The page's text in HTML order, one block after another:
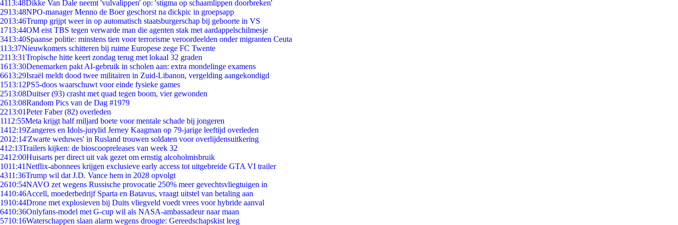
4113:48Dikke Van Dale neemt 'vulvalippen' op: 'stigma op schaamlippen doorbreken'
2913:48NPO-manager Menno de Boer geschorst na dickpic in groepsapp
2013:46Trump grijpt weer in op automatisch staatsburgerschap bij geboorte in VS
1713:44OM eist TBS tegen verwarde man die agenten stak met aardappelschilmesje
3413:40Spaanse politie: minstens tien voor terrorisme veroordeelden onder migranten Ceuta
113:37Nieuwkomers schitteren bij ruime Europese zege FC Twente
2113:31Tropische hitte keert zondag terug met lokaal 32 graden
1613:30Denemarken pakt AI-gebruik in scholen aan: extra mondelinge examens
6613:29Israël meldt dood twee militairen in Zuid-Libanon, vergelding aangekondigd
1513:12PS5-doos waarschuwt voor einde fysieke games
2513:08Duitser (93) crasht met quad tegen boom, vier gewonden
2613:08Random Pics van de Dag #1979
2213:01Peter Faber (82) overleden
1112:55Meta krijgt half miljard boete voor mentale schade bij jongeren
1412:19Zangeres en Idols-jurylid Jerney Kaagman op 79-jarige leeftijd overleden
2012:14'Zwarte weduwes' in Rusland trouwen soldaten voor overlijdensuitkering
412:13Trailers kijken: de bioscoopreleases van week 32
2412:00Huisarts per direct uit vak gezet om ernstig alcoholmisbruik
1011:41Netflix-abonnees krijgen exclusieve early access tot uitgebreide GTA VI trailer
4311:36Trump wil dat J.D. Vance hem in 2028 opvolgt
2610:54NAVO zet wegens Russische provocatie 250% meer gevechtsvliegtuigen in
1410:46Accell, moederbedrijf Sparta en Batavus, vraagt uitstel van betaling aan
1910:44Drone met explosieven bij Duits vliegveld voedt vrees voor hybride aanval
6410:36Onlyfans-model met G-cup wil als NASA-ambassadeur naar maan
5710:16Waterschappen slaan alarm wegens droogte: Gereedschapskist leeg